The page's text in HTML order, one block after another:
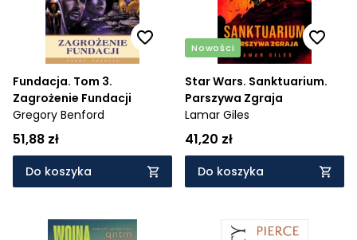
Fundacja. Tom 3.
Zagrożenie Fundacji
Gregory Benford
51,88 zł
Do koszyka
Nowości
Star Wars. Sanktuarium.
Parszywa Zgraja
Lamar Giles
41,20 zł
Do koszyka